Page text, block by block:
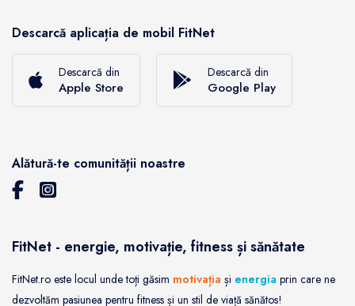
Descarcă aplicația de mobil FitNet
Descarcă din
Apple Store
Descarcă din
Google Play
Alătură-te comunității noastre
FitNet - energie, motivație, fitness și sănătate
FitNet.ro este locul unde toți găsim motivația și energia prin care ne
dezvoltăm pasiunea pentru fitness și un stil de viață sănătos!